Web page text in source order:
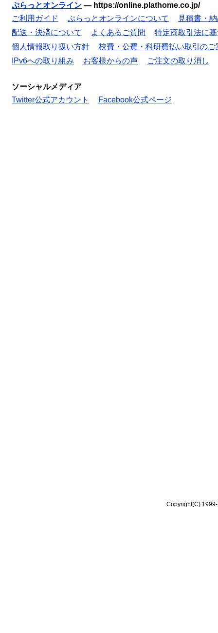
ぷらっとオンライン — https://online.plathome.co.jp/
ご利用ガイド
ぷらっとオンラインについて
見積書・
配送・決済について
よくあるご質問
特定商取引法に
個人情報取り扱い方針
校費・公費・科研費払い取引のご
IPv6への取り組み
お客様からの声 ご注文の取り消し
ソーシャルメディア
Twitter公式アカウント
Facebook公式ページ
Copyright(C)